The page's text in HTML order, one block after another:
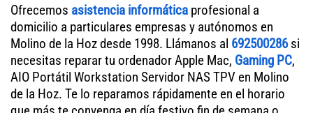
Ofrecemos asistencia informática profesional a
domicilio a particulares empresas y autónomos en
Molino de la Hoz desde 1998. Llámanos al 692500286si
necesitas reparar tu ordenador Apple Mac, Gaming PC,
AIO Portátil Workstation Servidor NAS TPV en Molino
de la Hoz. Te lo reparamos rápidamente en el horario